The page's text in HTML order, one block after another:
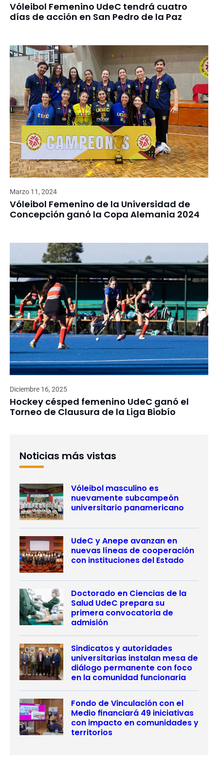
Vóleibol Femenino UdeC tendrá cuatro
días de acción en San Pedro de la Paz
Marzo 11, 2024
Vóleibol Femenino de la Universidad de
Concepción ganó la Copa Alemania 2024
Diciembre 16, 2025
Hockey césped femenino UdeC ganó el
Torneo de Clausura de la Liga Biobío
Noticias más vistas
Vóleibol masculino es
nuevamente subcampeón
universitario panamericano
UdeC y Anepe avanzan en
nuevas líneas de cooperación
con instituciones del Estado
Doctorado en Ciencias de la
Salud UdeC prepara su
primera convocatoria de
admisión
Sindicatos y autoridades
universitarias instalan mesa de
diálogo permanente con foco
en la comunidad funcionaria
Fondo de Vinculación con el
Medio financiará 49 iniciativas
con impacto en comunidades y
territorios